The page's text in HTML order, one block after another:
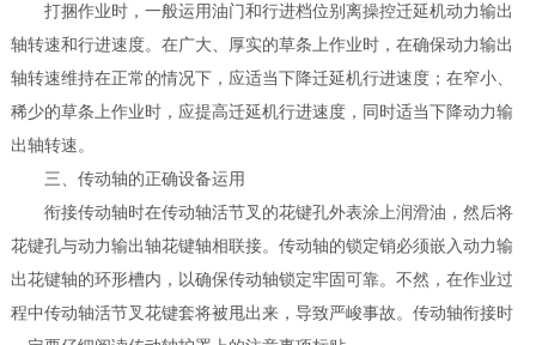
打捆作业时，一般运用油门和行进档位别离操控迁延机动力输出
轴转速和行进速度。在广大、厚实的草条上作业时，在确保动力输出
轴转速维持在正常的情况下，应适当下降迁延机行进速度；在窄小、
稀少的草条上作业时，应提高迁延机行进速度，同时适当下降动力输
出轴转速。
三、传动轴的正确设备运用
衔接传动轴时在传动轴活节叉的花键孔外表涂上润滑油，然后将
花键孔与动力输出轴花键轴相联接。传动轴的锁定销必须嵌入动力输
出花键轴的环形槽内，以确保传动轴锁定牢固可靠。不然，在作业过
程中传动轴活节叉花键套将被甩出来，导致严峻事故。传动轴衔接时